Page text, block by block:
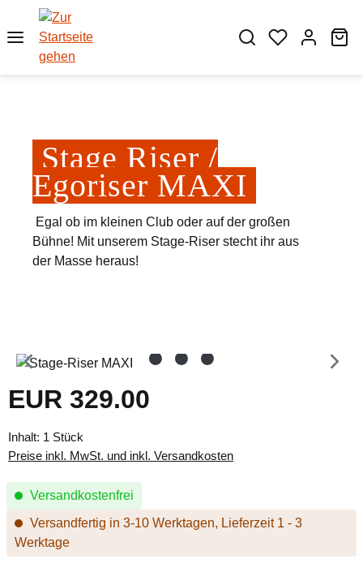
Zum Hauptinhalt springen
Stage Riser /
Egoriser MAXI
Egal ob im kleinen Club oder auf der großen
Bühne! Mit unserem Stage-Riser stecht ihr aus
der Masse heraus!
Bildergalerie überspringen
Regulärer Preis:
EUR 329.00
Inhalt: 1 Stück
Preise inkl. MwSt. und inkl. Versandkosten
Versandkostenfrei
Versandfertig in 3-10 Werktagen, Lieferzeit 1 - 3
Werktage